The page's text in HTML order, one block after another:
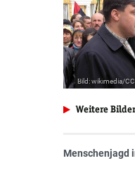
Source
(Credits)
Bild: wikimedia/
Weitere
Menschenjagd